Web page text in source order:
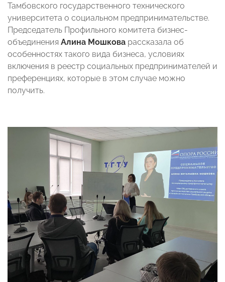
Тамбовского государственного технического
университета о социальном предпринимательстве.
Председатель Профильного комитета бизнес-
объединения Алина Мошкова рассказала об
особенностях такого вида бизнеса, условиях
включения в реестр социальных предпринимателей и
преференциях, которые в этом случае можно
получить.